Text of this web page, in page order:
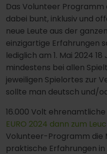
Das Volunteer Programm
dabei bunt, inklusiv und
neue Leute aus der
einzigartige Erfahrungen
lediglich am 1. Mai 2024
mindestens bei allen
jeweiligen Spielortes zur
sollte man deutsch und/
16.000 Volt ehrenamtliche
EURO 2024 dann zum
Volunteer-Programm die
praktische Erfahrungen